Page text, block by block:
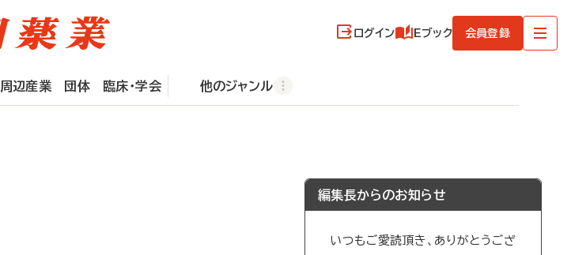
ログイン Eブック 会員登録
周辺産業 団体 臨床・学会 他のジャンル
編集長からのお知らせ
いつもご愛読頂き、ありがとうござ